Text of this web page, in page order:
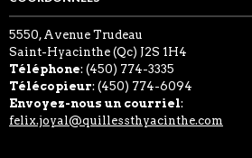
5550, Avenue Trudeau
Saint-Hyacinthe (Qc) J2S 1H4
Téléphone: (450) 774-3335
Télécopieur: (450) 774-6094
Envoyez-nous un courriel:
felix.joyal@quillessthyacinthe.com